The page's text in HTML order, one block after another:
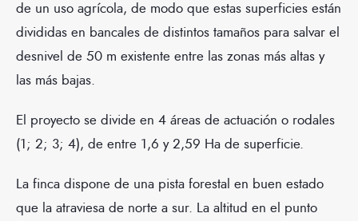
de un uso agrícola, de modo que estas superficies están
divididas en bancales de distintos tamaños para salvar el
desnivel de 50 m existente entre las zonas más altas y
las más bajas.
El proyecto se divide en 4 áreas de actuación o rodales
(1; 2; 3; 4), de entre 1,6 y 2,59 Ha de superficie.
La finca dispone de una pista forestal en buen estado
que la atraviesa de norte a sur. La altitud en el punto